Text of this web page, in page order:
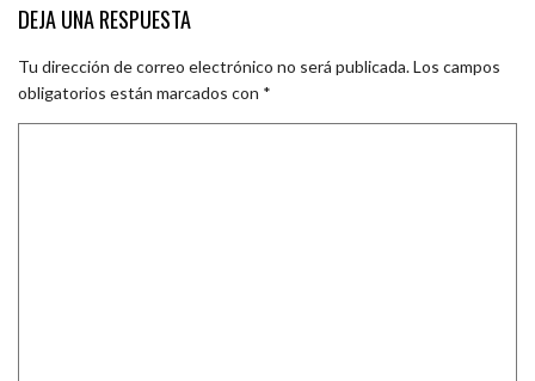
DEJA UNA RESPUESTA
Tu dirección de correo electrónico no será publicada.Los campos
obligatorios están marcados con *